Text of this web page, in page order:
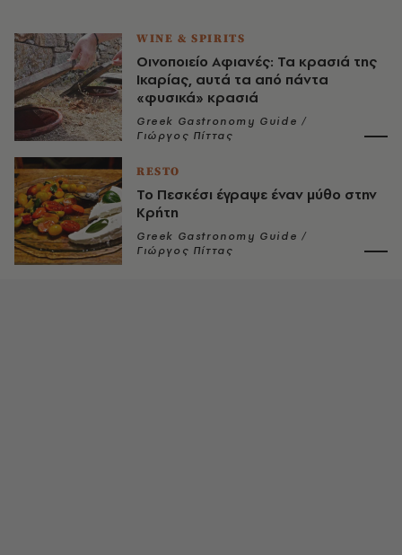
WINE & SPIRITS
Οινοποιείο Αφιανές: Τα κρασιά της
Ικαρίας, αυτά τα από πάντα
«φυσικά» κρασιά
Greek Gastronomy Guide /
Γιώργος Πίττας
RESTO
Το Πεσκέσι έγραψε έναν μύθο στην
Κρήτη
Greek Gastronomy Guide /
Γιώργος Πίττας